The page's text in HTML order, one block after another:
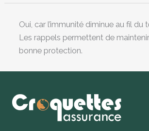
Oui, car l’immunité diminue au fil du
Les rappels permettent de
bonne protection.